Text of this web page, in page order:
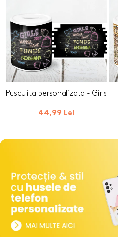
Pusculita personalizata - Girls
44,99 Lei